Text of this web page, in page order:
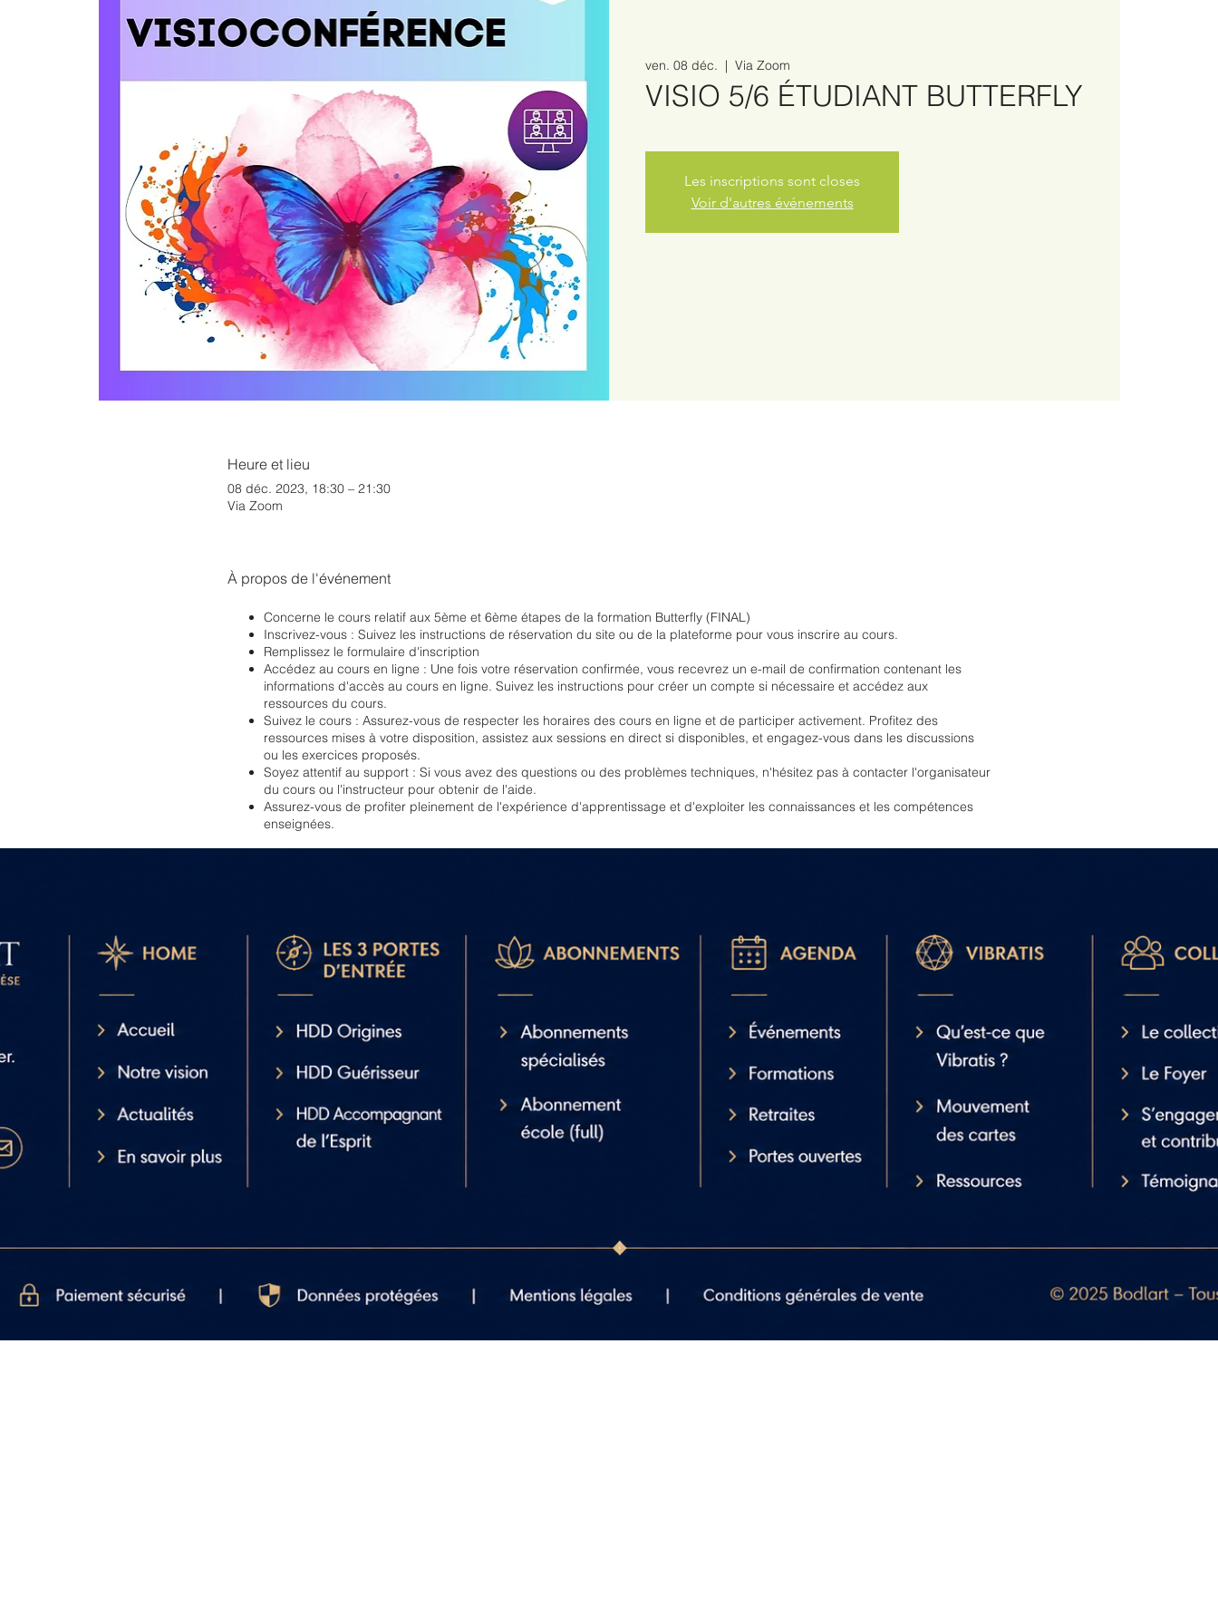
ven. 08 déc.
  |
Via Zoom
VISIO 5/6 ÉTUDIANT BUTTERFLY
Les inscriptions sont closes
Voir d'autres événements
Heure et lieu
08 déc. 2023, 18:30 – 21:30
Via Zoom
À propos de l'événement
Concerne le cours relatif aux 5ème et 6ème étapes de la formation Butterfly (FINAL)
Inscrivez-vous : Suivez les instructions de réservation du site ou de la plateforme pour vous inscrire au cours.
Remplissez le formulaire d'inscription
Accédez au cours en ligne : Une fois votre réservation confirmée, vous recevrez un e-mail de confirmation contenant les
informations d'accès au cours en ligne. Suivez les instructions pour créer un compte si nécessaire et accédez aux
ressources du cours.
Suivez le cours : Assurez-vous de respecter les horaires des cours en ligne et de participer activement. Profitez des
ressources mises à votre disposition, assistez aux sessions en direct si disponibles, et engagez-vous dans les discussions
ou les exercices proposés.
Soyez attentif au support : Si vous avez des questions ou des problèmes techniques, n'hésitez pas à contacter l'organisateur
du cours ou l'instructeur pour obtenir de l'aide.
Assurez-vous de profiter pleinement de l'expérience d'apprentissage et d'exploiter les connaissances et les compétences
enseignées.